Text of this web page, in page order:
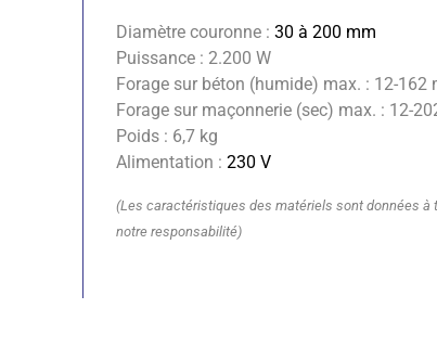
Diamètre couronne : 30 à 200 mm
Puissance : 2.200 W
Forage sur béton (humide) max. : 12-162
Forage sur maçonnerie (sec) max. : 12-
Poids : 6,7 kg
Alimentation : 230 V
(Les caractéristiques des matériels sont données à
notre responsabilité)